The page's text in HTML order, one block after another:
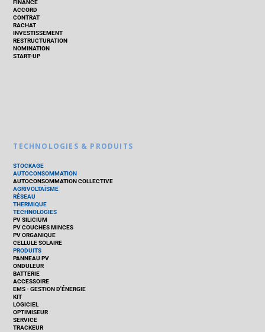
FINANCE
ACCORD
CONTRAT
RACHAT
INVESTISSEMENT
RESTRUCTURATION
NOMINATION
START-UP
TECHNOLOGIES & PRODUITS
STOCKAGE
AUTOCONSOMMATION
AUTOCONSOMMATION COLLECTIVE
AGRIVOLTAÏSME
RÉSEAU
THERMIQUE
TECHNOLOGIES
PV SILICIUM
PV COUCHES MINCES
PV ORGANIQUE
CELLULE SOLAIRE
PRODUITS
PANNEAU PV
ONDULEUR
BATTERIE
ACCESSOIRE
EMS - GESTION D'ÉNERGIE
KIT
LOGICIEL
OPTIMISEUR
SERVICE
TRACKEUR